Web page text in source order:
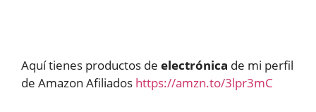
Aquí tienes productos de electrónica de mi perfil
de Amazon Afiliados https://amzn.to/3lpr3mC